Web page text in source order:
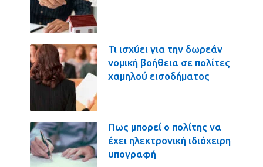
Τι ισχύει για την δωρεάν
νομική βοήθεια σε πολίτες
χαμηλού εισοδήματος
Πως μπορεί ο πολίτης να
έχει ηλεκτρονική ιδιόχειρη
υπογραφή